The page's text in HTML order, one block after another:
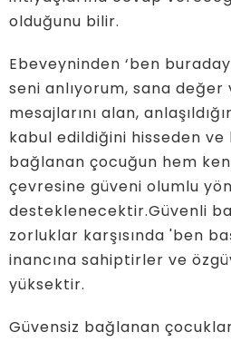
olduğunu bilir.
Ebeveyninden ‘ben
seni anlıyorum, sana
mesajlarını alan,
kabul edildiğini hisseden
bağlanan çocuğun hem
çevresine güveni olumlu
desteklenecektir.Güvenli
zorluklar karşısında 'ben
inancına sahiptirler ve
yüksektir.
Güvensiz bağlanan